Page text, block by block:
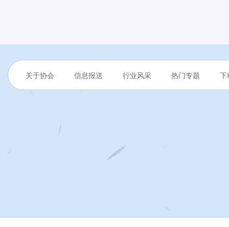
关于协会 信息报送 行业风采 热门专题 下